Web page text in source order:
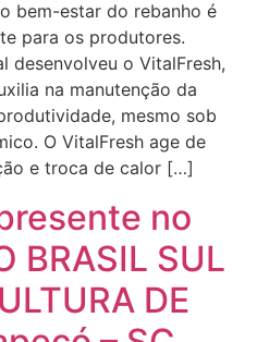
bem-estar do rebanho é
para os produtores.
desenvolveu o VitalFresh,
na manutenção da
mesmo sob
O VitalFresh age de
e troca de calor […]
no
BRASIL SUL
DE